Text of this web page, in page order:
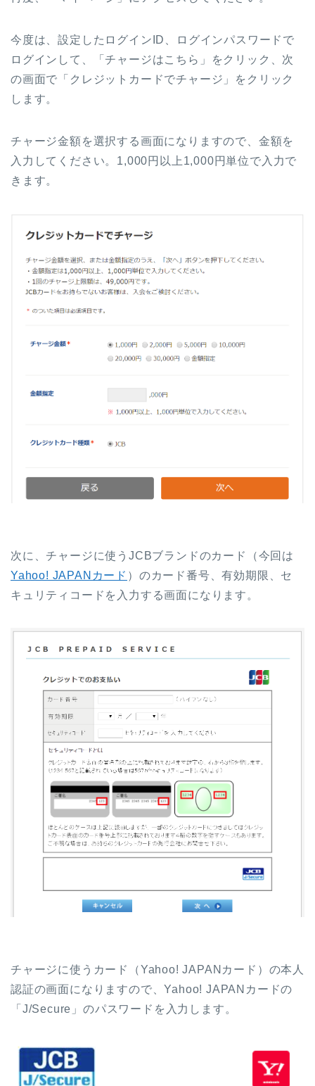
今度は、設定したログインID、ログインパスワードで
ログインして、「チャージはこちら」をクリック、次
の画面で「クレジットカードでチャージ」をクリック
します。
チャージ金額を選択する画面になりますので、金額を
入力してください。1,000円以上1,000円単位で入力で
きます。
次に、チャージに使うJCBブランドのカード（今回は
Yahoo! JAPANカード ）のカード番号、有効期限、セ
キュリティコードを入力する画面になります。
チャージに使うカード（Yahoo! JAPANカード）の本人
認証の画面になりますので、Yahoo! JAPANカードの
「J/Secure」のパスワードを入力します。